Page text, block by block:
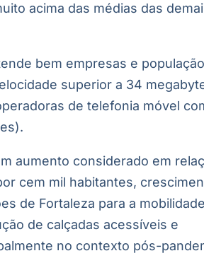
acima das médias das
bem empresas e
superior a 34
de telefonia móvel
aumento considerado em
cem mil habitantes,
de Fortaleza para a
de calçadas acessíveis e
no contexto pós-